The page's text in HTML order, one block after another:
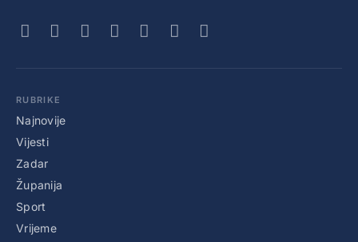
RUBRIKE
Najnovije
Vijesti
Zadar
Županija
Sport
Vrijeme